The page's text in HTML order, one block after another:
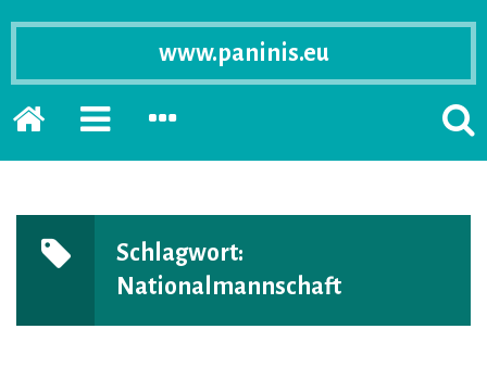
www.paninis.eu
Startseite
PRIMÄRE
ERWEITERN
SEKUNDÄRE
ERWEITERN
Schlagwort:
Nationalmannschaft